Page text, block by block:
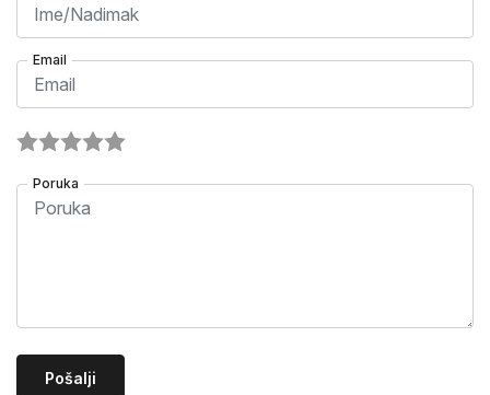
Email
Poruka
Pošalji